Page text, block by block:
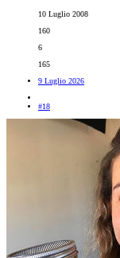
10 Luglio 2008
160
6
165
9 Luglio 2026
#18